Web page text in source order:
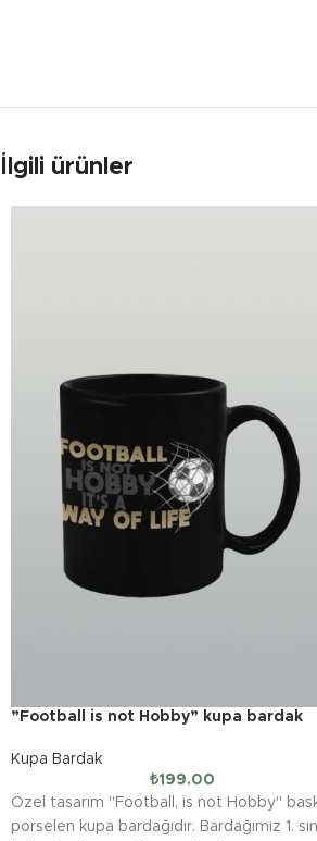
İlgili ürünler
”Football is not Hobby” kupa bardak
Kupa Bardak
₺199.00
Özel tasarım ''Football, is not Hobby''
porselen kupa bardağıdır. Bardağımız 1.